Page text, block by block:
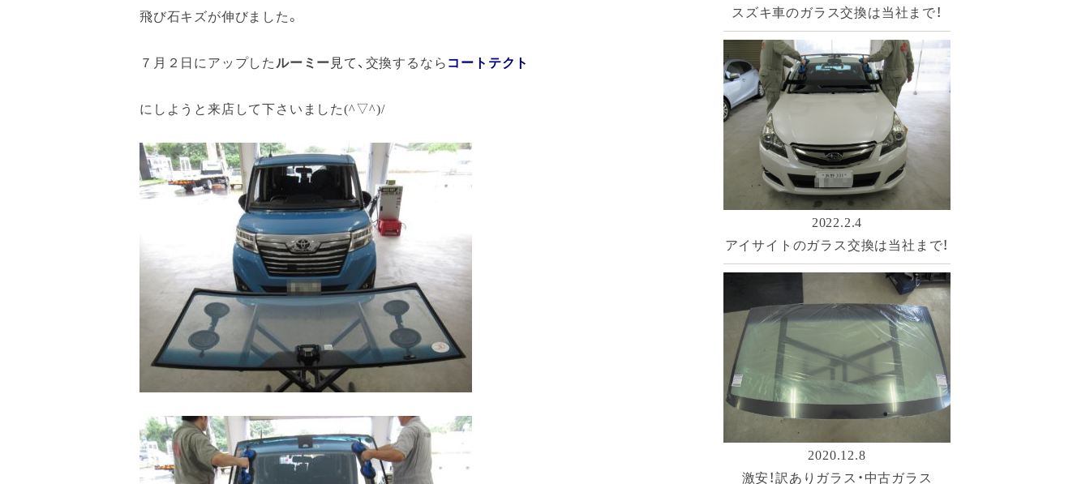
飛び石キズが伸びました。
７月２日にアップしたルーミー見て、 交換するならコートテクト
にしようと来店して下さいました(^▽^)/
スズキ車のガラス交換は当社まで！
2022.2.4
アイサイトのガラス交換は当社まで！
2020.12.8
激安！訳ありガラス・中古ガラス